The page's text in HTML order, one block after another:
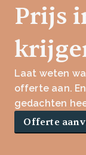
Prijs
Laat weten
offerte aan.
gedachten
Offerte